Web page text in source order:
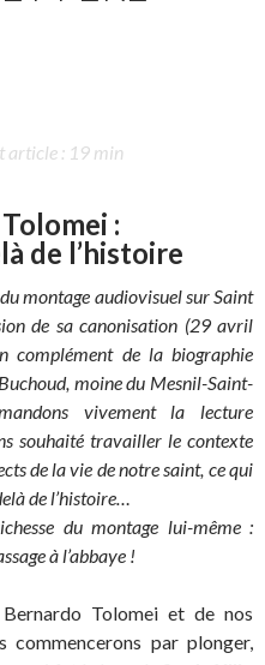
article : 19 min
:
de l’histoire
montage audiovisuel sur Saint
de sa canonisation (29 avril
complément de la biographie
moine du Mesnil-Saint-
vivement la lecture
souhaité travailler le contexte
de la vie de notre saint, ce qui
de l’histoire…
du montage lui-même :
à l’abbaye !
Tolomei et de nos
commencerons par plonger,